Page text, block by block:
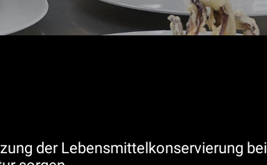
der Lebensmittelkonservierung bei